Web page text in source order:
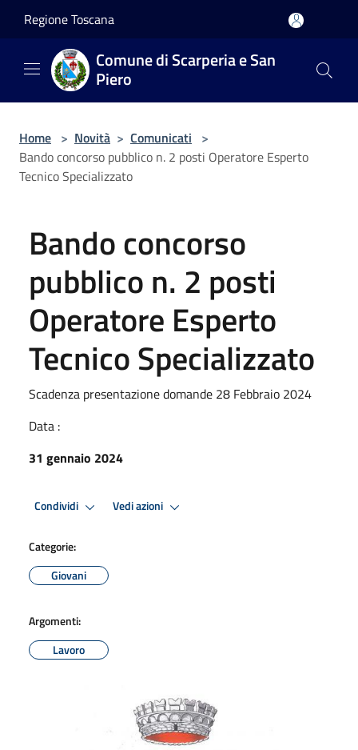
Regione Toscana
Comune di Scarperia e San
Piero
Home > Novità > Comunicati >
Bando concorso pubblico n. 2 posti Operatore Esperto
Tecnico Specializzato
Bando concorso
pubblico n. 2 posti
Operatore Esperto
Tecnico Specializzato
Scadenza presentazione domande 28 Febbraio 2024
Data :
31 gennaio 2024
Condividi Vedi azioni
Categorie:
Giovani
Argomenti:
Lavoro